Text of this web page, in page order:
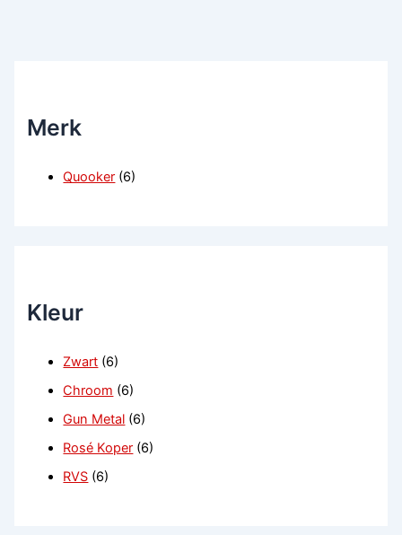
Merk
Quooker (6)
Kleur
Zwart (6)
Chroom (6)
Gun Metal (6)
Rosé Koper (6)
RVS (6)